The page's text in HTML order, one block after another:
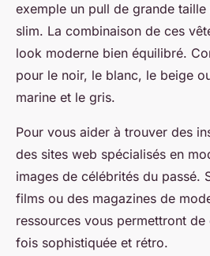
exemple un pull de grande
slim. La combinaison de ces
look moderne bien équilibré.
pour le noir, le blanc, le beige
marine et le gris.
Pour vous aider à trouver des
des sites web spécialisés en
images de célébrités du passé.
films ou des magazines de
ressources vous permettront de
fois sophistiquée et rétro.